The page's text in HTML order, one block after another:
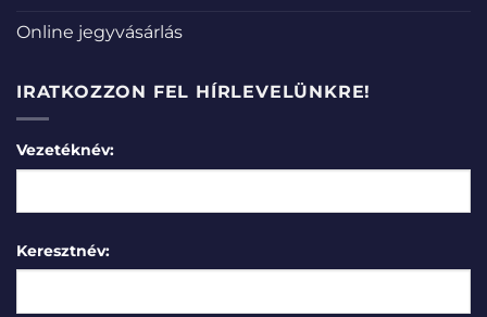
Online jegyvásárlás
IRATKOZZON FEL HÍRLEVELÜNKRE!
Vezetéknév:
Keresztnév: